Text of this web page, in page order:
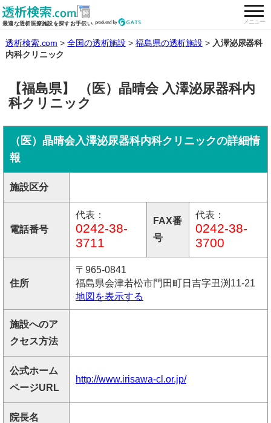
最適な透析医療施設を探すお手伝い メニュー
全国の透析施設を検索する
透析検索.com 全国の透析施設 福島県の透析施設
入澤泌尿器科
内科クリニック
【福島県】 （医）晶晴会 入澤泌尿器科内
科クリニック
（医）晶晴会入澤泌尿器科内科クリニックの詳細情
報
施設区分
電話番号
代表：
0242-38-
3711
FAX番
号
代表：
0242-38-
3700
住所
〒965-0841
福島県会津若松市門田町日吉字丑渕11-21
地図を表示する
施設へのア
クセス方法
公式ホーム
ページURL
http://www.irisawa-cl.or.jp/
院長名